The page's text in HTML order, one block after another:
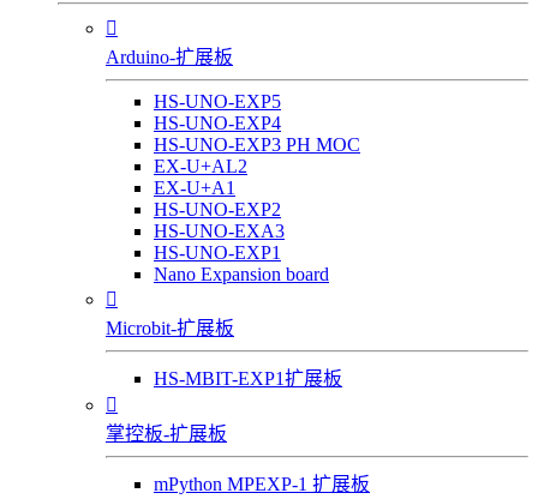

Arduino-扩展板
HS-UNO-EXP5
HS-UNO-EXP4
HS-UNO-EXP3 PH MOC
EX-U+AL2
EX-U+A1
HS-UNO-EXP2
HS-UNO-EXA3
HS-UNO-EXP1
Nano Expansion board

Microbit-扩展板
HS-MBIT-EXP1扩展板

掌控板-扩展板
mPython MPEXP-1 扩展板